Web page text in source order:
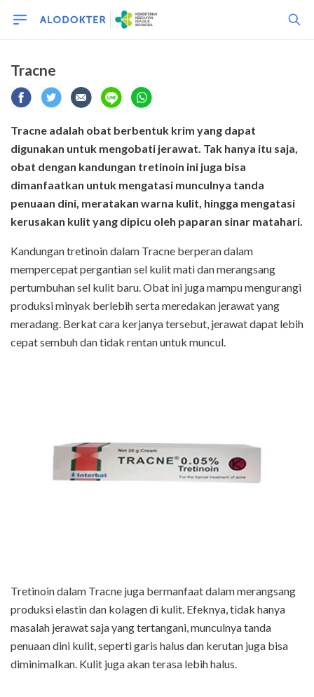
Tracne
Tracne adalah obat berbentuk krim yang dapat
digunakan untuk mengobati jerawat. Tak hanya itu saja,
obat dengan kandungan tretinoin ini juga bisa
dimanfaatkan untuk mengatasi munculnya tanda
penuaan dini, meratakan warna kulit, hingga mengatasi
kerusakan kulit yang dipicu oleh paparan sinar matahari.
Kandungan tretinoin dalam Tracne berperan dalam
mempercepat pergantian sel kulit mati dan merangsang
pertumbuhan sel kulit baru. Obat ini juga mampu mengurangi
produksi minyak berlebih serta meredakan jerawat yang
meradang. Berkat cara kerjanya tersebut, jerawat dapat lebih
cepat sembuh dan tidak rentan untuk muncul.
Tretinoin dalam Tracne juga bermanfaat dalam merangsang
produksi elastin dan kolagen di kulit. Efeknya, tidak hanya
masalah jerawat saja yang tertangani, munculnya tanda
penuaan dini kulit, seperti garis halus dan kerutan juga bisa
diminimalkan. Kulit juga akan terasa lebih halus.